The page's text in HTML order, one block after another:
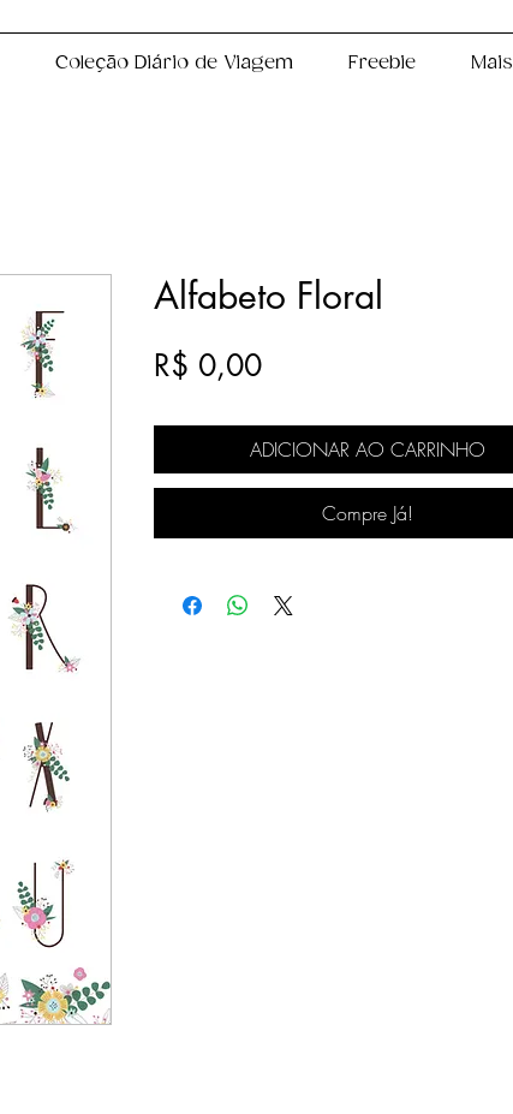
Coleção Diário de Viagem Freebie Mais
Alfabeto Floral
R$ 0,00Preço
ADICIONAR AO CARRINHO
Compre Já!